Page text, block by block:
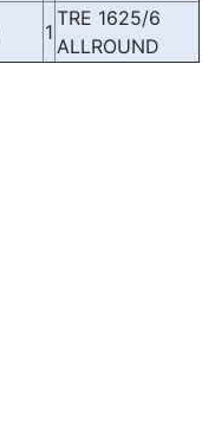
1
TRE 1625/6
ALLROUND